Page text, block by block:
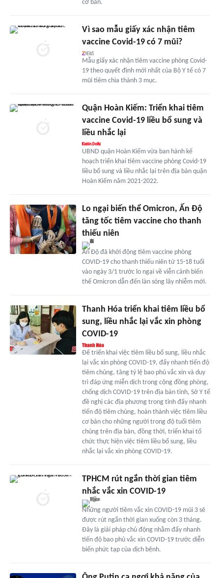
cơ bản.
Vì sao mẫu giấy xác nhận tiêm
vaccine Covid-19 có 7 mũi?
Mẫu giấy xác nhận tiêm vaccine phòng Covid-
19 theo quyết định mới nhất của Bộ Y tế có 7
mũi tiêm chia thành 3 mục.
Quận Hoàn Kiếm: Triển khai tiêm
vaccine Covid-19 liều bổ sung và
liều nhắc lại
UBND quận Hoàn Kiếm vừa ban hành kế
hoạch triển khai tiêm vaccine phòng Covid-19
liều bổ sung và liều nhắc lại trên địa bàn quận
Hoàn Kiếm năm 2021-2022.
Lo ngại biến thể Omicron, Ấn Độ
tăng tốc tiêm vaccine cho thanh
thiếu niên
Ấn Độ đã khởi động tiêm vaccine phòng
COVID-19 cho thanh thiếu niên từ 15-18 tuổi
vào ngày 3/1 trước lo ngại về viễn cảnh biến
thể Omicron dẫn đến làn sóng lây nhiễm mới.
Thanh Hóa triển khai tiêm liều bổ
sung, liều nhắc lại vắc xin phòng
COVID-19
Để triển khai việc tiêm liều bổ sung, liều nhắc
lại vắc xin phòng COVID-19, đẩy nhanh tiến độ
tiêm chủng, tăng tỷ lệ bao phủ vắc xin và duy
trì đáp ứng miễn dịch trong cộng đồng phòng,
chống dịch COVID-19 trên địa bàn tỉnh, Sở Y tế
đề nghị các địa phương trong tỉnh đẩy nhanh
tiến độ tiêm chủng, hoàn thành việc tiêm liều
cơ bản cho những người trong độ tuổi tiêm
chủng trên địa bàn, đồng thời, triển khai tổ
chức thực hiện việc tiêm liều bổ sung, liều
nhắc lại vắc xin phòng COVID-19.
TPHCM rút ngắn thời gian tiêm
nhắc vắc xin COVID-19
Những người tiêm vắc xin COVID-19 mũi 3 sẽ
được rút ngắn thời gian xuống còn 3 tháng.
Đây là giải pháp chủ động nhằm đẩy nhanh
tiến độ bao phủ vắc xin COVID-19 trước diễn
biến phức tạp của dịch bệnh.